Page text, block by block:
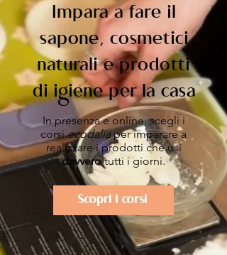
Impara a fare il
sapone, cosmetici
naturali e prodotti
di igiene per la casa
In presenza e online, scegli i
corsiecodaliaper imparare a
realizzare i prodotti che usi
davverotutti i giorni.
Scopri i corsi